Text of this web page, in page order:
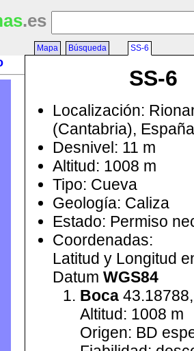
.es
Mapa Búsqueda SS-6
SS-6
Localización:
(Cantabria), España
Desnivel: 11 m
Altitud: 1008 m
Tipo: Cueva
Geología: Caliza
Estado: Permiso
Coordenadas:
Latitud y Longitud
Datum WGS84
Boca
Altitud: 1008 m
Origen: BD